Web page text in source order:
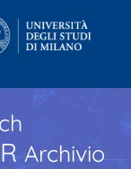
Archivio